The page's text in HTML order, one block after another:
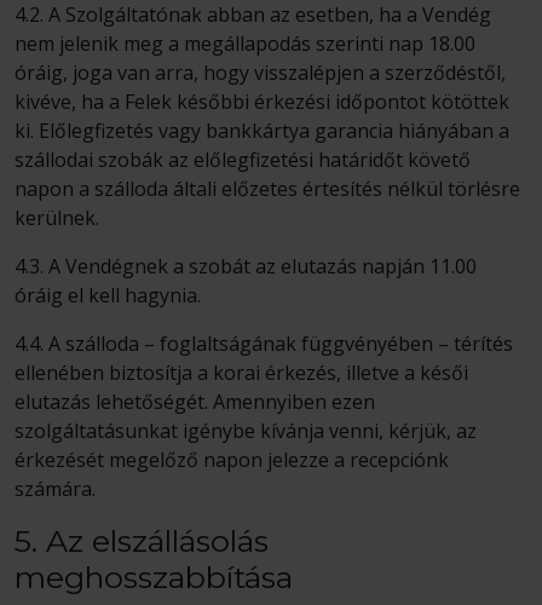
4.2. A Szolgáltatónak abban az esetben, ha a Vendég
nem jelenik meg a megállapodás szerinti nap 18.00
óráig, joga van arra, hogy visszalépjen a szerződéstől,
kivéve, ha a Felek későbbi érkezési időpontot kötöttek
ki. Előlegfizetés vagy bankkártya garancia hiányában a
szállodai szobák az előlegfizetési határidőt követő
napon a szálloda általi előzetes értesítés nélkül törlésre
kerülnek.
4.3. A Vendégnek a szobát az elutazás napján 11.00
óráig el kell hagynia.
4.4. A szálloda – foglaltságának függvényében – térítés
ellenében biztosítja a korai érkezés, illetve a késői
elutazás lehetőségét. Amennyiben ezen
szolgáltatásunkat igénybe kívánja venni, kérjük, az
érkezését megelőző napon jelezze a recepciónk
számára.
5. Az elszállásolás
meghosszabbítása